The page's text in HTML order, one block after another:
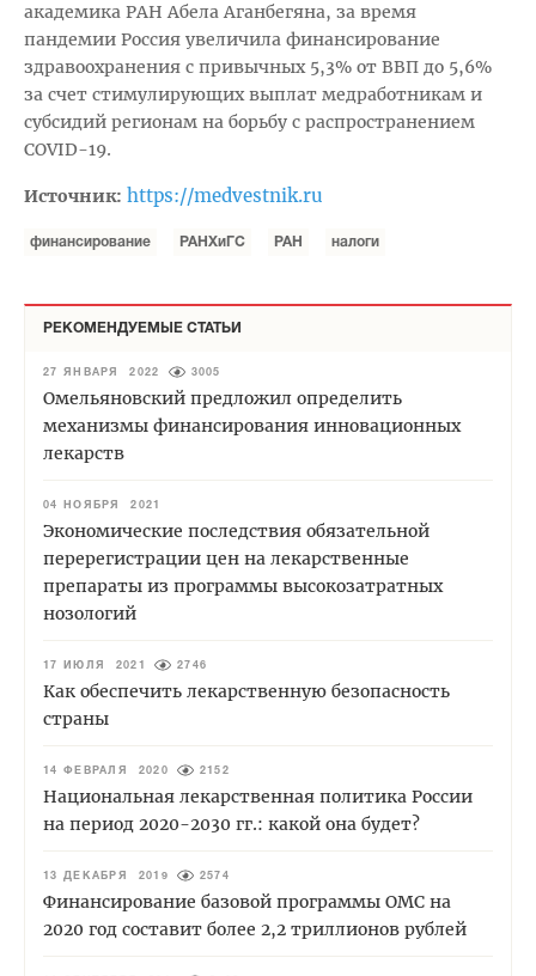
академика РАН Абела Аганбегяна, за время
пандемии Россия увеличила финансирование
здравоохранения с привычных 5,3% от ВВП до 5,6%
за счет стимулирующих выплат медработникам и
субсидий регионам на борьбу с распространением
COVID-19.
Источник: https://medvestnik.ru
финансирование РАНХиГС РАН налоги
РЕКОМЕНДУЕМЫЕ СТАТЬИ
27 ЯНВАРЯ 2022 3005
Омельяновский предложил определить
механизмы финансирования инновационных
лекарств
04 НОЯБРЯ 2021
Экономические последствия обязательной
перерегистрации цен на лекарственные
препараты из программы высокозатратных
нозологий
17 ИЮЛЯ 2021 2746
Как обеспечить лекарственную безопасность
страны
14 ФЕВРАЛЯ 2020 2152
Национальная лекарственная политика России
на период 2020-2030 гг.: какой она будет?
13 ДЕКАБРЯ 2019 2574
Финансирование базовой программы ОМС на
2020 год составит более 2,2 триллионов рублей